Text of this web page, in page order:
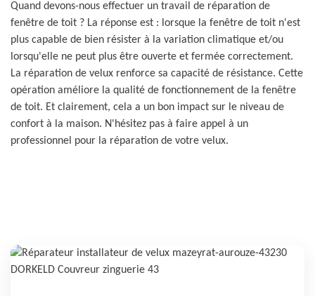
Quand devons-nous effectuer un travail de réparation de
fenêtre de toit ? La réponse est : lorsque la fenêtre de toit n'est
plus capable de bien résister à la variation climatique et/ou
lorsqu'elle ne peut plus être ouverte et fermée correctement.
La réparation de velux renforce sa capacité de résistance. Cette
opération améliore la qualité de fonctionnement de la fenêtre
de toit. Et clairement, cela a un bon impact sur le niveau de
confort à la maison. N'hésitez pas à faire appel à un
professionnel pour la réparation de votre velux.